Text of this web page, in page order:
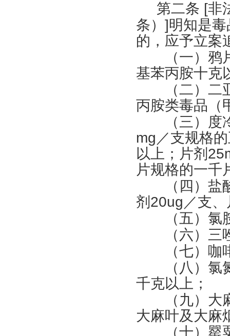
第二条 [非
条） ]明知是
的，应予立案
（一）鸦片
基苯丙胺十克
（二）二亚
丙胺类毒品（
（三）度冷
mg ／支规格
以上；片剂
片规格的一千
（四）盐酸
剂 20ug ／支
（五）氯胺
（六）三唑
（七）咖啡
（八）氯氮
千克以上；
（九）大麻
大麻叶及大麻
（十）罂粟